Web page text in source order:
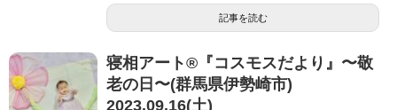
記事を読む
寝相アート®︎『コスモスだより』〜敬
老の日〜(群馬県伊勢崎市)
2023.09.16(土)